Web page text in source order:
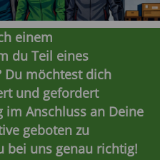
einem
du Teil eines
Du möchtest dich
und gefordert
im Anschluss an Deine
geboten zu
bei uns genau richtig!